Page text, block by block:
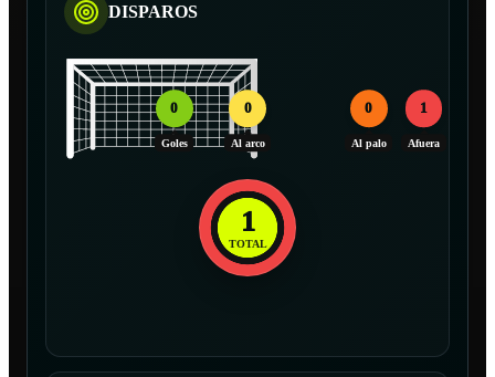
DISPAROS
0
Goles
0
Al arco
0
Al palo
1
Afuera
1
TOTAL